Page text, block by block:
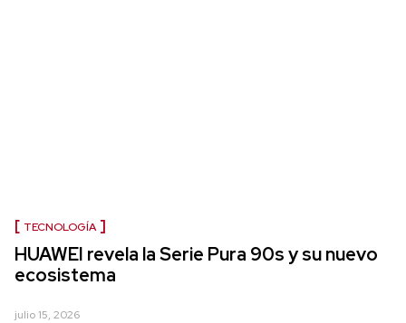
TECNOLOGÍA
HUAWEI revela la Serie Pura 90s y su nuevo
ecosistema
julio 15, 2026